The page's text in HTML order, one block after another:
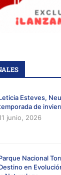
Esteves,
de
junio, 2026
Nacional
en